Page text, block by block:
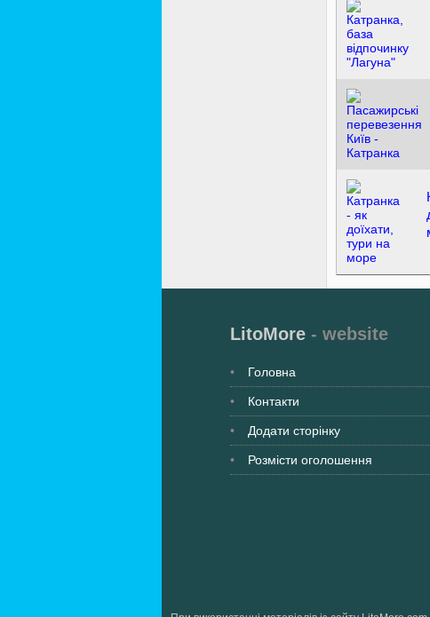
LitoMore - website
Головна
Контакти
Додати сторінку
Розмісти оголошення